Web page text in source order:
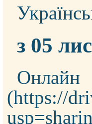
з 05
Онлайн